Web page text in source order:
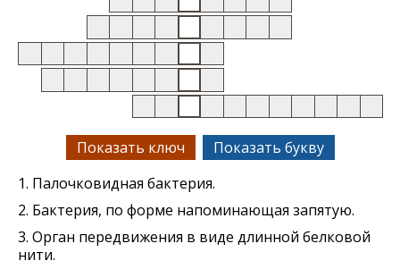
Показать ключ
Показать букву
1. Палочковидная бактерия.
2. Бактерия, по форме напоминающая запятую.
3. Орган передвижения в виде длинной белковой
нити.